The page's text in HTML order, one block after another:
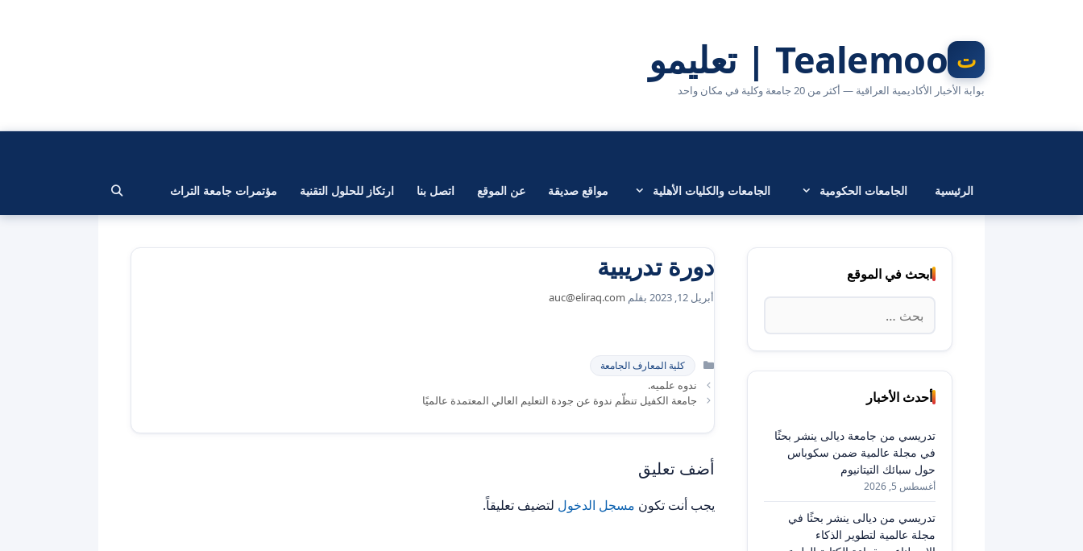
Tealemoo | تعليمو
بوابة الأخبار الأكاديمية العراقية — أكثر من 20 جامعة وكلية في مكان واحد
الرئيسية الجامعات الحكومية الجامعات والكليات الأهلية مواقع صديقة عن الموقع اتصل بنا ارتكاز للحلول التقنية مؤتمرات جامعة التراث
دورة تدريبية
أبريل 12, 2023 بقلم auc@eliraq.com
التصنيفات
كلية المعارف الجامعة
ندوه علميه.
جامعة الكفيل تنظّم ندوة عن جودة التعليم العالي المعتمدة عالميًا
أضف تعليق
يجب أنت تكون مسجل الدخول لتضيف تعليقاً.
ابحث في الموقع
البحث
عن:
أحدث الأخبار
تدريسي من جامعة ديالى ينشر بحثًا
في مجلة عالمية ضمن سكوباس
حول سبائك التيتانيوم
أغسطس 5, 2026
تدريسي من ديالى ينشر بحثًا في
مجلة عالمية لتطوير الذكاء